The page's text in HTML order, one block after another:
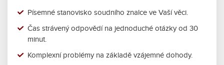
Písemné stanovisko soudního znalce ve Vaší věci.
Čas strávený odpovědí na jednoduché otázky od 30
minut.
Komplexní problémy na základě vzájemné dohody.